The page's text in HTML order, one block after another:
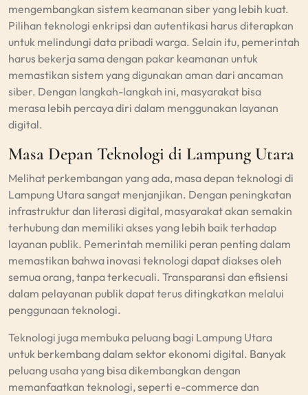
mengembangkan sistem keamanan siber yang lebih kuat.
Pilihan teknologi enkripsi dan autentikasi harus diterapkan
untuk melindungi data pribadi warga. Selain itu, pemerintah
harus bekerja sama dengan pakar keamanan untuk
memastikan sistem yang digunakan aman dari ancaman
siber. Dengan langkah-langkah ini, masyarakat bisa
merasa lebih percaya diri dalam menggunakan layanan
digital.
Masa Depan Teknologi di Lampung Utara
Melihat perkembangan yang ada, masa depan teknologi di
Lampung Utara sangat menjanjikan. Dengan peningkatan
infrastruktur dan literasi digital, masyarakat akan semakin
terhubung dan memiliki akses yang lebih baik terhadap
layanan publik. Pemerintah memiliki peran penting dalam
memastikan bahwa inovasi teknologi dapat diakses oleh
semua orang, tanpa terkecuali. Transparansi dan efisiensi
dalam pelayanan publik dapat terus ditingkatkan melalui
penggunaan teknologi.
Teknologi juga membuka peluang bagi Lampung Utara
untuk berkembang dalam sektor ekonomi digital. Banyak
peluang usaha yang bisa dikembangkan dengan
memanfaatkan teknologi, seperti e-commerce dan